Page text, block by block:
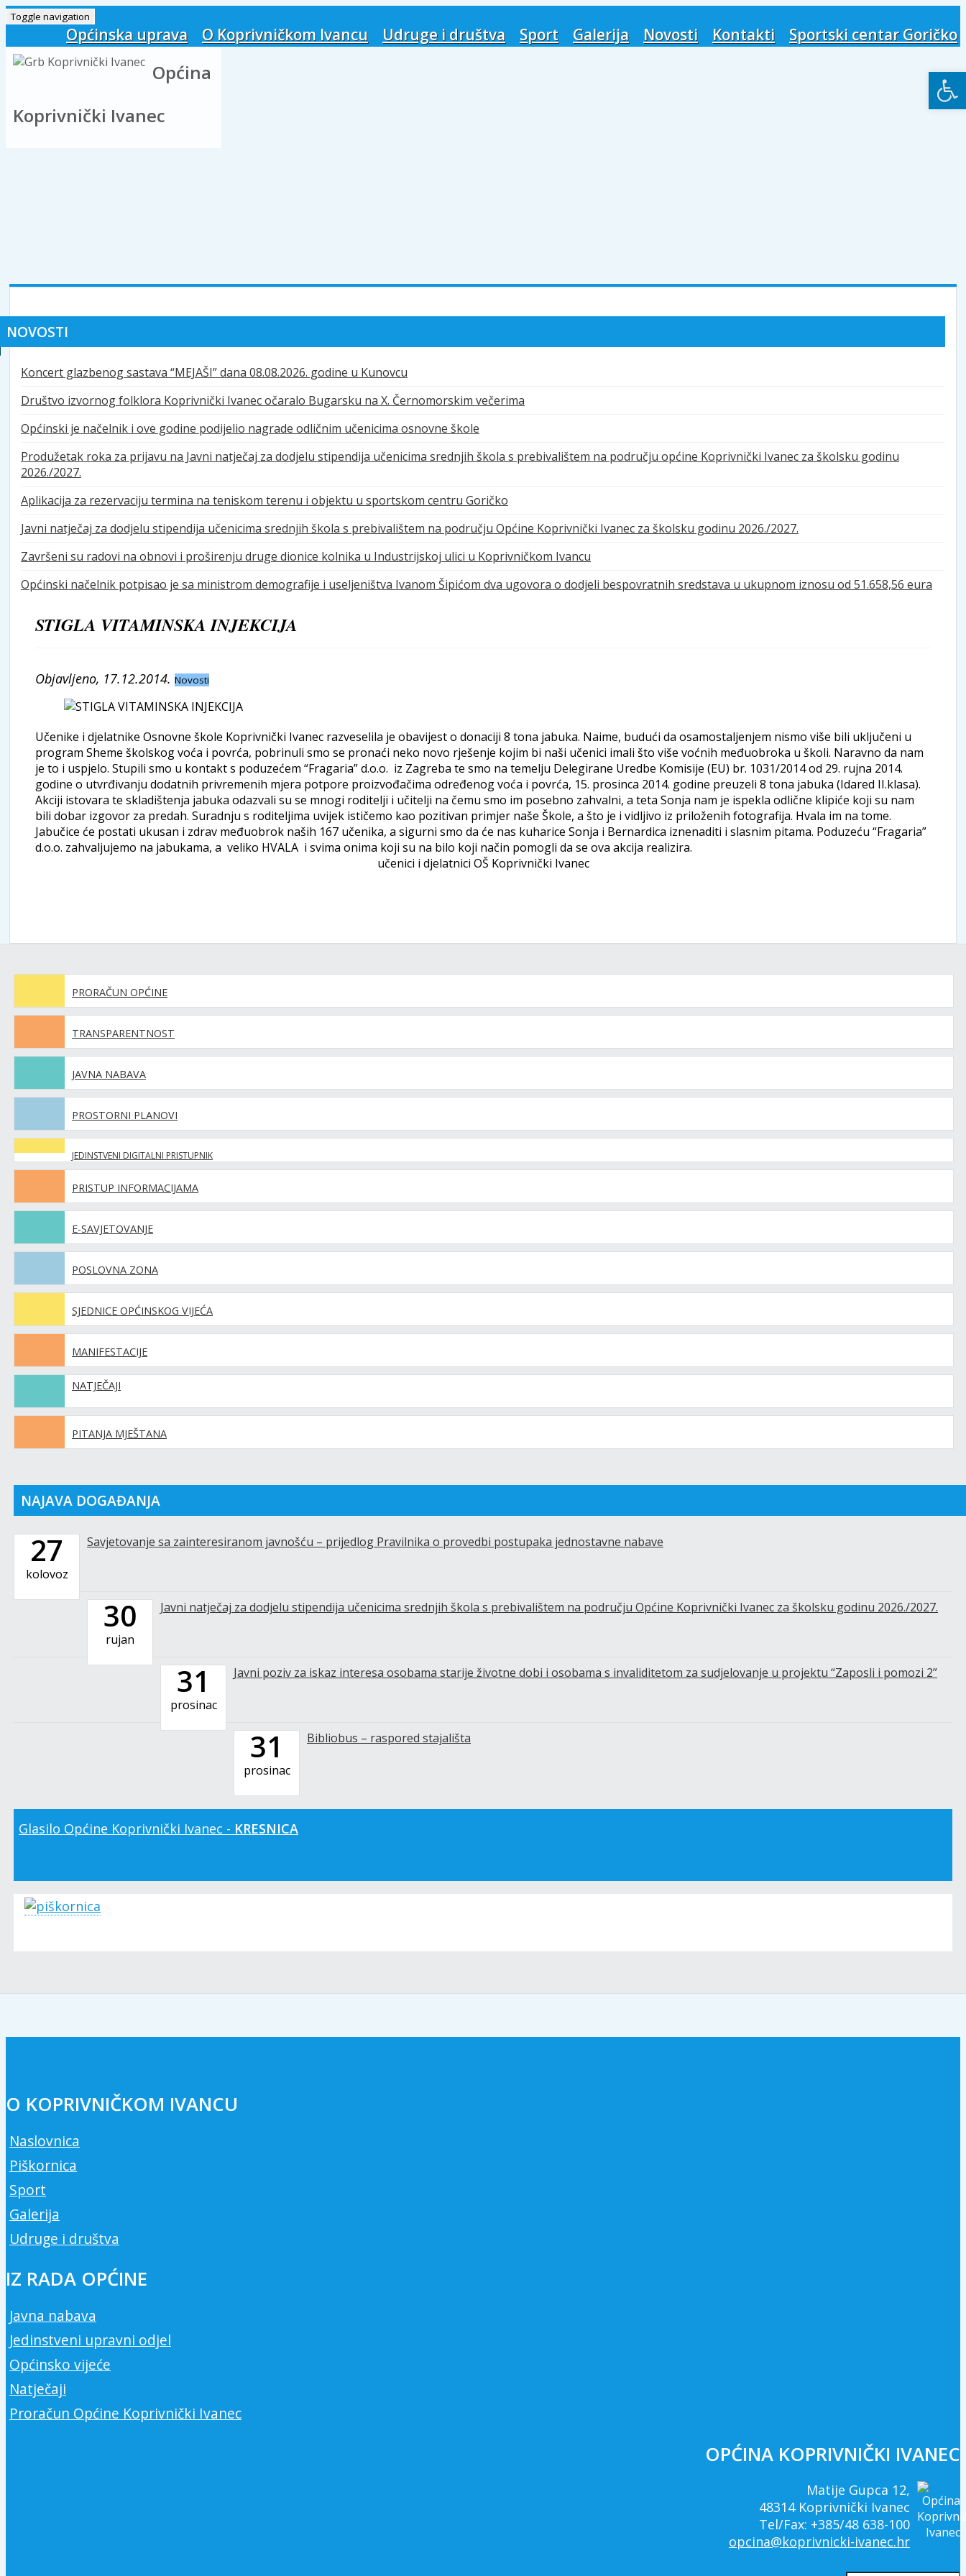
Toggle navigation
Općinska uprava O Koprivničkom Ivancu Udruge i društva Sport Galerija Novosti Kontakti Sportski centar Goričko
Općina
Koprivnički Ivanec
NOVOSTI
Koncert glazbenog sastava “MEJAŠI” dana 08.08.2026. godine u Kunovcu
Društvo izvornog folklora Koprivnički Ivanec očaralo Bugarsku na X. Černomorskim večerima
Općinski je načelnik i ove godine podijelio nagrade odličnim učenicima osnovne škole
Produžetak roka za prijavu na Javni natječaj za dodjelu stipendija učenicima srednjih škola s prebivalištem na području općine Koprivnički Ivanec za školsku godinu
2026./2027.
Aplikacija za rezervaciju termina na teniskom terenu i objektu u sportskom centru Goričko
Javni natječaj za dodjelu stipendija učenicima srednjih škola s prebivalištem na području Općine Koprivnički Ivanec za školsku godinu 2026./2027.
Završeni su radovi na obnovi i proširenju druge dionice kolnika u Industrijskoj ulici u Koprivničkom Ivancu
Općinski načelnik potpisao je sa ministrom demografije i useljeništva Ivanom Šipićom dva ugovora o dodjeli bespovratnih sredstava u ukupnom iznosu od 51.658,56 eura
STIGLA VITAMINSKA INJEKCIJA
Objavljeno, 17.12.2014. Novosti
Učenike i djelatnike Osnovne škole Koprivnički Ivanec razveselila je obavijest o donaciji 8 tona jabuka. Naime, budući da osamostaljenjem nismo više bili uključeni u
program Sheme školskog voća i povrća, pobrinuli smo se pronaći neko novo rješenje kojim bi naši učenici imali što više voćnih međuobroka u školi. Naravno da nam
je to i uspjelo. Stupili smo u kontakt s poduzećem “Fragaria” d.o.o. iz Zagreba te smo na temelju Delegirane Uredbe Komisije (EU) br. 1031/2014 od 29. rujna 2014.
godine o utvrđivanju dodatnih privremenih mjera potpore proizvođačima određenog voća i povrća, 15. prosinca 2014. godine preuzeli 8 tona jabuka (Idared II.klasa).
Akciji istovara te skladištenja jabuka odazvali su se mnogi roditelji i učitelji na čemu smo im posebno zahvalni, a teta Sonja nam je ispekla odlične klipiće koji su nam
bili dobar izgovor za predah. Suradnju s roditeljima uvijek ističemo kao pozitivan primjer naše Škole, a što je i vidljivo iz priloženih fotografija. Hvala im na tome.
Jabučice će postati ukusan i zdrav međuobrok naših 167 učenika, a sigurni smo da će nas kuharice Sonja i Bernardica iznenaditi i slasnim pitama. Poduzeću “Fragaria”
d.o.o. zahvaljujemo na jabukama, a veliko HVALA i svima onima koji su na bilo koji način pomogli da se ova akcija realizira.
učenici i djelatnici OŠ Koprivnički Ivanec
PRORAČUN OPĆINE
TRANSPARENTNOST
JAVNA NABAVA
PROSTORNI PLANOVI
JEDINSTVENI DIGITALNI PRISTUPNIK
PRISTUP INFORMACIJAMA
E-SAVJETOVANJE
POSLOVNA ZONA
SJEDNICE OPĆINSKOG VIJEĆA
MANIFESTACIJE
NATJEČAJI
PITANJA MJEŠTANA
NAJAVA DOGAĐANJA
27
kolovoz
Savjetovanje sa zainteresiranom javnošću – prijedlog Pravilnika o provedbi postupaka jednostavne nabave
30
rujan
Javni natječaj za dodjelu stipendija učenicima srednjih škola s prebivalištem na području Općine Koprivnički Ivanec za školsku godinu 2026./2027.
31
prosinac
Javni poziv za iskaz interesa osobama starije životne dobi i osobama s invaliditetom za sudjelovanje u projektu “Zaposli i pomozi 2”
31
prosinac
Bibliobus – raspored stajališta
Glasilo Općine Koprivnički Ivanec - KRESNICA
O KOPRIVNIČKOM IVANCU
Naslovnica
Piškornica
Sport
Galerija
Udruge i društva
IZ RADA OPĆINE
Javna nabava
Jedinstveni upravni odjel
Općinsko vijeće
Natječaji
Proračun Općine Koprivnički Ivanec
OPĆINA KOPRIVNIČKI IVANEC
Matije Gupca 12,
48314 Koprivnički Ivanec
Tel/Fax: +385/48 638-100
opcina@koprivnicki-ivanec.hr